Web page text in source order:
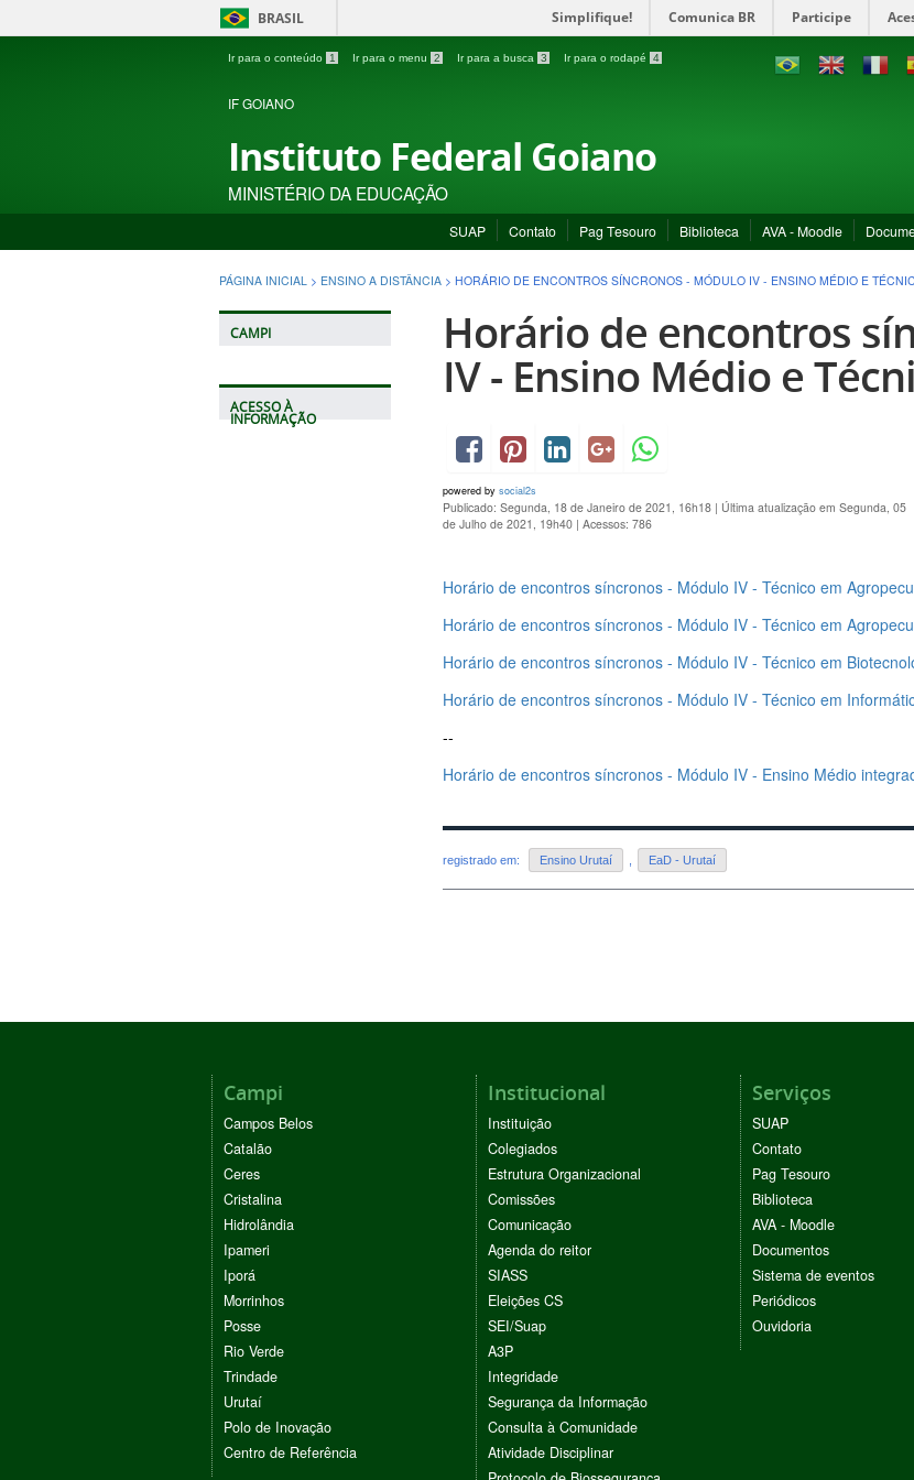
BRASIL Simplifique! Comunica BR Participe
Ir para o conteúdo 1 Ir para o menu 2 Ir para a busca 3 Ir para o rodapé 4
IF GOIANO
Instituto Federal Goiano
MINISTÉRIO DA EDUCAÇÃO
SUAP Contato Pag Tesouro Biblioteca AVA - Moodle
PÁGINA INICIAL > ENSINO A DISTÂNCIA > HORÁRIO DE ENCONTROS SÍNCRONOS - MÓDULO IV - ENSINO MÉDIO E
CAMPI
ACESSO À
INFORMAÇÃO
Horário de encontros
IV - Ensino Médio e
powered by social2s
Publicado: Segunda, 18 de Janeiro de 2021, 16h18 | Última atualização em Segunda, 05
de Julho de 2021, 19h40 | Acessos: 786
Horário de encontros síncronos - Módulo IV - Técnico em
Horário de encontros síncronos - Módulo IV - Técnico em
Horário de encontros síncronos - Módulo IV - Técnico em
Horário de encontros síncronos - Módulo IV - Técnico em
--
Horário de encontros síncronos - Módulo IV - Ensino Médio
registrado em: Ensino Urutaí EaD - Urutaí
Campi
Campos Belos
Catalão
Ceres
Cristalina
Hidrolândia
Ipameri
Iporá
Morrinhos
Posse
Rio Verde
Trindade
Urutaí
Polo de Inovação
Centro de Referência
Institucional
Instituição
Colegiados
Estrutura Organizacional
Comissões
Comunicação
Agenda do reitor
SIASS
Eleições CS
SEI/Suap
A3P
Integridade
Segurança da Informação
Consulta à Comunidade
Atividade Disciplinar
Serviços
SUAP
Contato
Pag Tesouro
Biblioteca
AVA - Moodle
Documentos
Sistema de eventos
Periódicos
Ouvidoria